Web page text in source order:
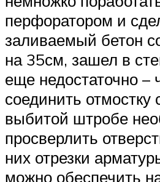
перфоратором и
заливаемый бетон
на 35см, зашел в
еще недостаточно –
соединить отмостку
выбитой штробе
просверлить
них отрезки
можно обеспечить